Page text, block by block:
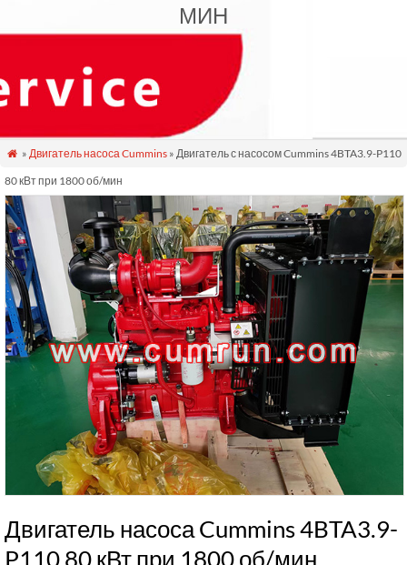
МИН
 » Двигатель насоса Cummins» Двигатель с насосом Cummins 4BTA3.9-P110
80 кВт при 1800 об/мин
Двигатель насоса Cummins 4BTA3.9-
P110 80 кВт при 1800 об/мин